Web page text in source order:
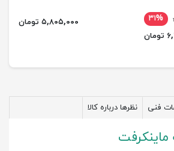
۳۱%
۵,۸۰۵,۰۰۰ تومان
فنی نظرها درباره کالا
ماینکرفت